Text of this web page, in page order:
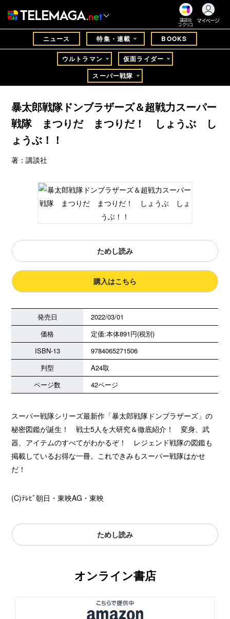
講談社
コクリコ
マイページ
ニュース 特集・連載 BOOKS
ウルトラマン
仮面ライダー
スーパー戦隊
暴太郎戦隊ドンブラザーズ＆超戦力スーパー
戦隊 まつりだ まつりだ！ しょうぶ し
ょうぶ！！
著：講談社
ためし読み
購入はこちら
発売日
2022/03/01
価格
定価:本体891円(税別)
ISBN-13
9784065271506
判型
A24取
ページ数
42ページ
スーパー戦隊シリーズ最新作「暴太郎戦隊ドンブラザーズ」の
秘密図鑑が誕生！ 戦士5人を大研究＆徹底紹介！ 変身、武
器、アイテムのすべてがわかるぞ！ レジェンド戦隊の図鑑も
掲載しているお得な一冊。これできみもスーパー戦隊はかせ
だ！
(C)ﾃﾚﾋﾞ朝日・東映AG・東映
ためし読み
オンライン書店